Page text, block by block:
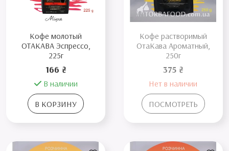
Кофе молотый
ОТАКАВА Эспрессо,
225г
166 ₴
В наличии
В КОРЗИНУ
Кофе растворимый
ОтаКава Ароматный,
250г
375 ₴
Нет в наличии
ПОСМОТРЕТЬ